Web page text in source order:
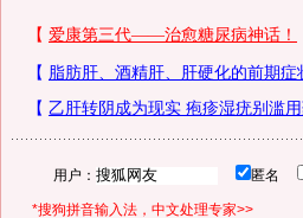
用户： 匿名
*搜狗拼音输入法，中文处理专家>>